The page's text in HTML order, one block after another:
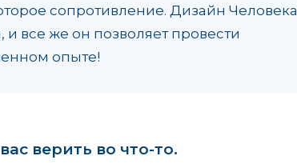
сопротивление. Дизайн Человека
все же он позволяет провести
опыте!
верить во что-то.